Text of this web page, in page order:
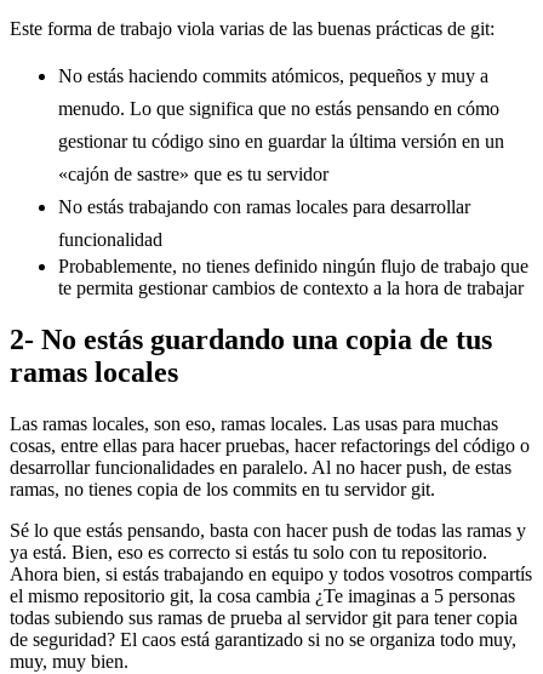
Este forma de trabajo viola varias de las buenas prácticas de git:
No estás haciendo commits atómicos, pequeños y muy a
menudo. Lo que significa que no estás pensando en cómo
gestionar tu código sino en guardar la última versión en un
«cajón de sastre» que es tu servidor
No estás trabajando con ramas locales para desarrollar
funcionalidad
Probablemente, no tienes definido ningún flujo de trabajo que
te permita gestionar cambios de contexto a la hora de trabajar
2- No estás guardando una copia de tus
ramas locales
Las ramas locales, son eso, ramas locales. Las usas para muchas
cosas, entre ellas para hacer pruebas, hacer refactorings del código o
desarrollar funcionalidades en paralelo. Al no hacer push, de estas
ramas, no tienes copia de los commits en tu servidor git.
Sé lo que estás pensando, basta con hacer push de todas las ramas y
ya está. Bien, eso es correcto si estás tu solo con tu repositorio.
Ahora bien, si estás trabajando en equipo y todos vosotros compartís
el mismo repositorio git, la cosa cambia ¿Te imaginas a 5 personas
todas subiendo sus ramas de prueba al servidor git para tener copia
de seguridad? El caos está garantizado si no se organiza todo muy,
muy, muy bien.